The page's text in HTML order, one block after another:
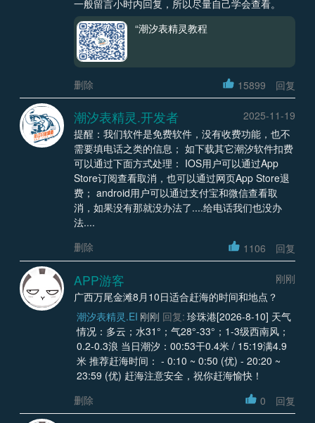
一般留言小时内回复，所以尽量自己学会查看。
“潮汐表精灵教程
删除 15899 回复
潮汐表精灵.开发者
2025-11-19
提醒：我们软件是免费软件，没有收费功能，也不
需要填电话之类的信息； 如下载其它潮汐软件扣费
可以通过下面方式处理： IOS用户可以通过App
Store订阅查看取消，也可以通过网页App Store退
费； android用户可以通过支付宝和微信查看取
消，如果没有那就没办法了....给电话我们也没办
法....
删除
1106 回复
APP游客
刚刚
广西万尾金滩8月10日适合赶海的时间和地点？
潮汐表精灵.EI 刚刚 回复: 珍珠港[2026-8-10] 天气
情况：多云；水31°；气28°-33°；1-3级西南风；
0.2-0.3浪 当日潮汐：00:53干0.4米 / 15:19满4.9
米 推荐赶海时间： - 0:10 ~ 0:50 (优) - 20:20 ~
23:59 (优) 赶海注意安全，祝你赶海愉快！
删除
0 回复